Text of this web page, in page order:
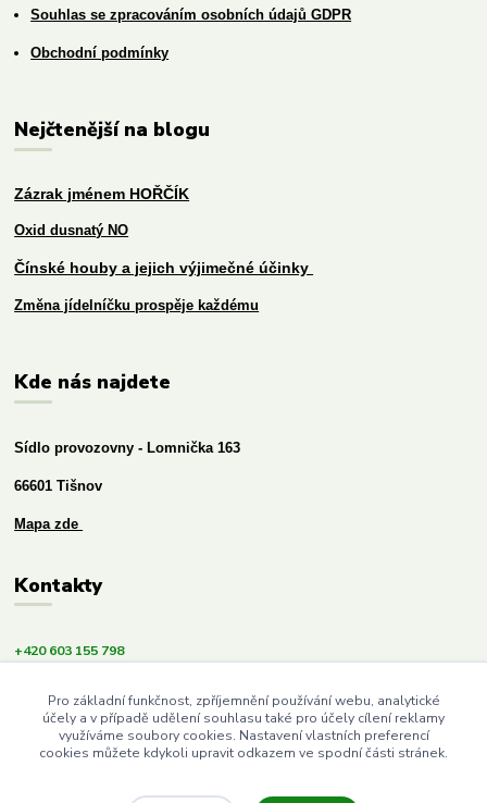
Souhlas se zpracováním osobních údajů GDPR
Obchodní podmínky
Nejčtenější na blogu
Zázrak jménem HOŘČÍK
Oxid dusnatý NO
Čínské houby a jejich výjimečné účinky
Změna jídelníčku prospěje každému
Kde nás najdete
Sídlo provozovny - Lomnička 163
66601 Tišnov
Mapa zde
Kontakty
+420 603 155 798
info@budemezdravi.cz
Pro základní funkčnost, zpříjemnění používání webu, analytické
účely a v případě udělení souhlasu také pro účely cílení reklamy
využíváme soubory cookies. Nastavení vlastních preferencí
cookies můžete kdykoli upravit odkazem ve spodní části stránek.